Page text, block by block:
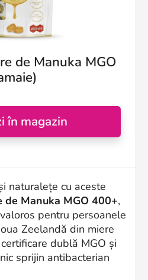
de Manuka MGO
în magazin
naturalețe cu aceste
de Manuka MGO 400+,
pentru persoanele
Zeelandă din miere
dublă MGO și
sprijin antibacterian